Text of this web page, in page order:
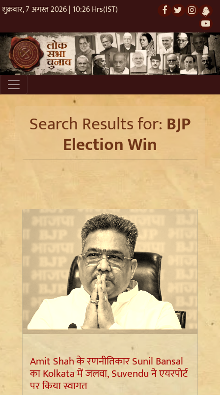
शुक्रवार, 7 अगस्त 2026 | 10:26 Hrs(IST)
Search Results for: BJP
Election Win
Amit Shah के रणनीतिकार Sunil Bansal
का Kolkata में जलवा, Suvendu ने एयरपोर्ट
पर किया स्वागत